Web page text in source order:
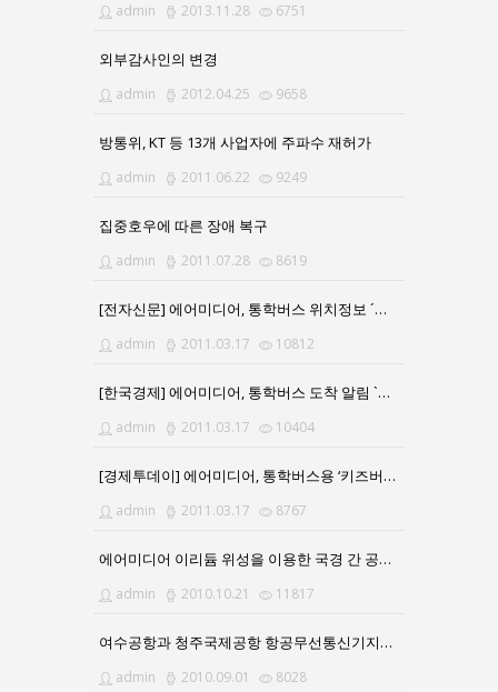
admin 2013.11.28 6751
외부감사인의 변경
admin 2012.04.25 9658
방통위, KT 등 13개 사업자에 주파수 재허가
admin 2011.06.22 9249
집중호우에 따른 장애 복구
admin 2011.07.28 8619
[전자신문] 에어미디어, 통학버스 위치정보 ´키즈버스 알리미´ 출시
admin 2011.03.17 10812
[한국경제] 에어미디어, 통학버스 도착 알림 `키즈버스알리미`
admin 2011.03.17 10404
[경제투데이] 에어미디어, 통학버스용 ‘키즈버스 알리미’ 서비스
admin 2011.03.17 8767
에어미디어 이리듐 위성을 이용한 국경 간 공급 승인
admin 2010.10.21 11817
여수공항과 청주국제공항 항공무선통신기지국 구축
admin 2010.09.01 8028